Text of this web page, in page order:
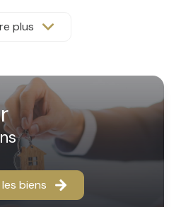
biens
à votre service une parfaite
saisonnière, gestion locative,
vous offrons des prestations
service de qualité avec des
chaque propriétaire comme à
visibilité et sérénité au
plus